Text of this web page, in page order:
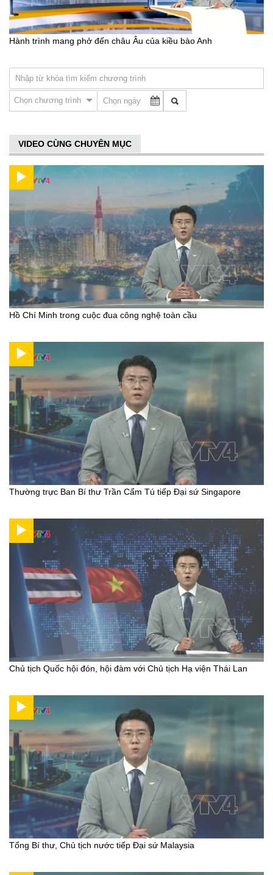
Hành trình mang phở đến châu Âu của kiều bào Anh
Chọn chương trình
VIDEO CÙNG CHUYÊN MỤC
Hồ Chí Minh trong cuộc đua công nghệ toàn cầu
Thường trực Ban Bí thư Trần Cẩm Tú tiếp Đại sứ Singapore
Chủ tịch Quốc hội đón, hội đàm với Chủ tịch Hạ viện Thái Lan
Tổng Bí thư, Chủ tịch nước tiếp Đại sứ Malaysia